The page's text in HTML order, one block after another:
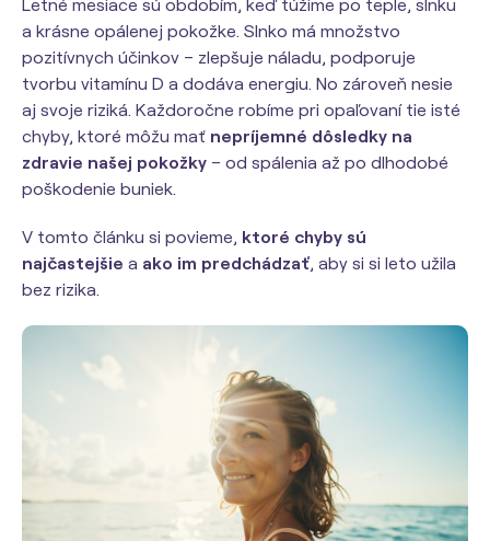
Letné mesiace sú obdobím, keď túžime po teple, slnku
a krásne opálenej pokožke. Slnko má množstvo
pozitívnych účinkov – zlepšuje náladu, podporuje
tvorbu vitamínu D a dodáva energiu. No zároveň nesie
aj svoje riziká. Každoročne robíme pri opaľovaní tie isté
chyby, ktoré môžu mať nepríjemné dôsledky na
zdravie našej pokožky – od spálenia až po dlhodobé
poškodenie buniek.
V tomto článku si povieme, ktoré chyby sú
najčastejšie a ako im predchádzať, aby si si leto užila
bez rizika.